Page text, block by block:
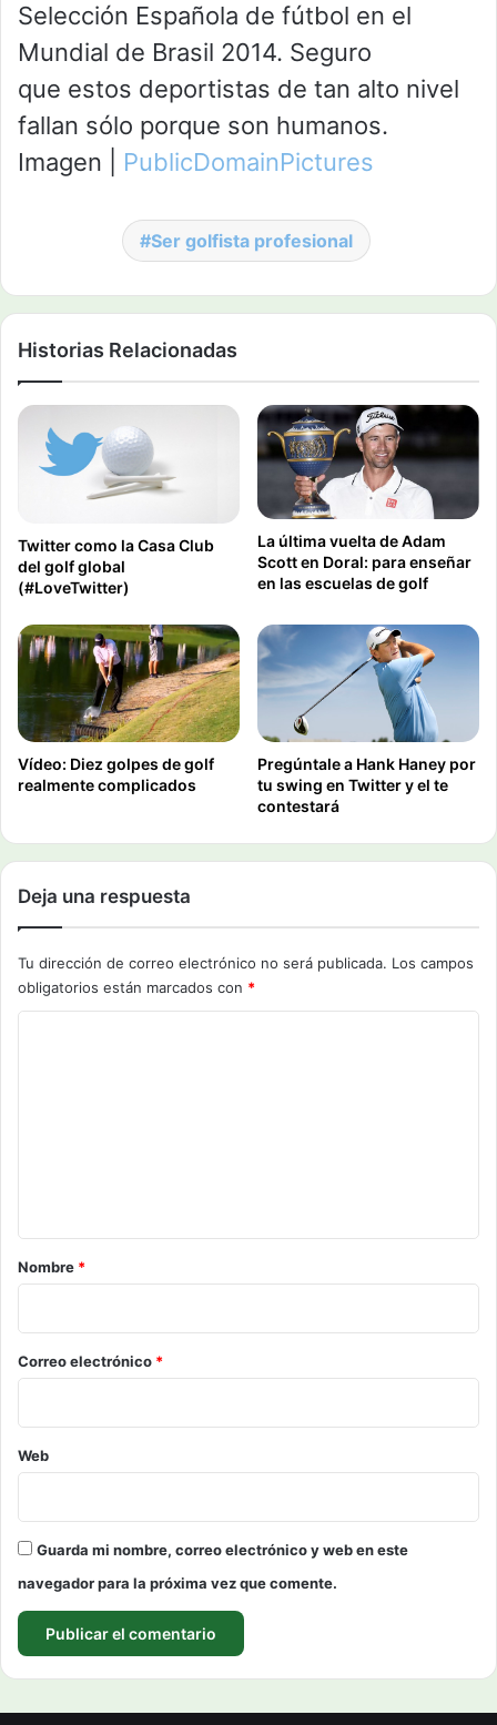
Selección Española de fútbol en el
Mundial de Brasil 2014. Seguro
que estos deportistas de tan alto nivel
fallan sólo porque son humanos.
Imagen | PublicDomainPictures
Ser golfista profesional
Historias Relacionadas
Twitter como la Casa Club
del golf global
(#LoveTwitter)
La última vuelta de Adam
Scott en Doral: para enseñar
en las escuelas de golf
Vídeo: Diez golpes de golf
realmente complicados
Pregúntale a Hank Haney por
tu swing en Twitter y el te
contestará
Deja una respuesta
Tu dirección de correo electrónico no será publicada. Los campos
obligatorios están marcados con *
r
o
*
Nombre *
Correo electrónico *
Web
Guarda mi nombre, correo electrónico y web en este
navegador para la próxima vez que comente.